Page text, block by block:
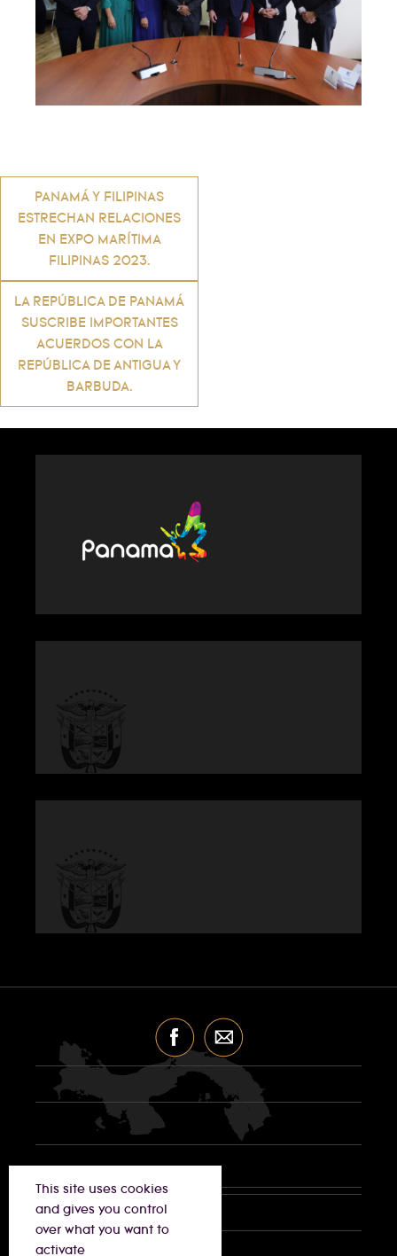
Navegación
de
entradas
PANAMÁ Y FILIPINAS
ESTRECHAN RELACIONES
EN EXPO MARÍTIMA
FILIPINAS 2023.
LA REPÚBLICA DE PANAMÁ
SUSCRIBE IMPORTANTES
ACUERDOS CON LA
REPÚBLICA DE ANTIGUA Y
BARBUDA.
This site uses cookies
and gives you control
over what you want to
activate